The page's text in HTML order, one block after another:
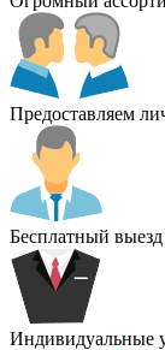
Предоставляем
Бесплатный выезд
Индивидуальные